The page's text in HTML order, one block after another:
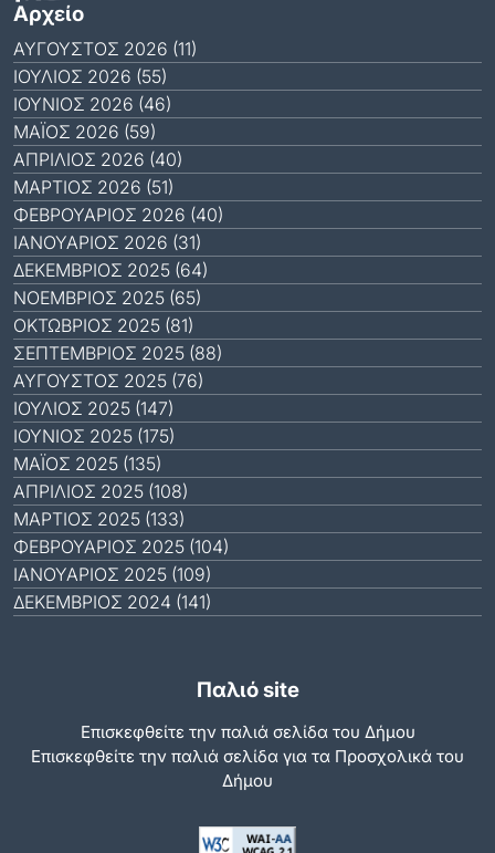
Αρχείο
ΑΎΓΟΥΣΤΟΣ 2026 (11)
ΙΟΎΛΙΟΣ 2026 (55)
ΙΟΎΝΙΟΣ 2026 (46)
ΜΆΙΟΣ 2026 (59)
ΑΠΡΊΛΙΟΣ 2026 (40)
ΜΆΡΤΙΟΣ 2026 (51)
ΦΕΒΡΟΥΆΡΙΟΣ 2026 (40)
ΙΑΝΟΥΆΡΙΟΣ 2026 (31)
ΔΕΚΈΜΒΡΙΟΣ 2025 (64)
ΝΟΈΜΒΡΙΟΣ 2025 (65)
ΟΚΤΏΒΡΙΟΣ 2025 (81)
ΣΕΠΤΈΜΒΡΙΟΣ 2025 (88)
ΑΎΓΟΥΣΤΟΣ 2025 (76)
ΙΟΎΛΙΟΣ 2025 (147)
ΙΟΎΝΙΟΣ 2025 (175)
ΜΆΙΟΣ 2025 (135)
ΑΠΡΊΛΙΟΣ 2025 (108)
ΜΆΡΤΙΟΣ 2025 (133)
ΦΕΒΡΟΥΆΡΙΟΣ 2025 (104)
ΙΑΝΟΥΆΡΙΟΣ 2025 (109)
ΔΕΚΈΜΒΡΙΟΣ 2024 (141)
Παλιό site
Επισκεφθείτε την παλιά σελίδα του Δήμου
Eπισκεφθείτε την παλιά σελίδα για τα Προσχολικά του
Δήμου